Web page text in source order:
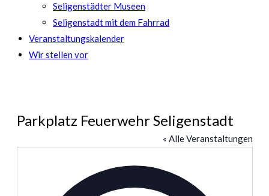
Seligenstädter Museen
Seligenstadt mit dem Fahrrad
Veranstaltungskalender
Wir stellen vor
Parkplatz Feuerwehr Seligenstadt
« Alle Veranstaltungen